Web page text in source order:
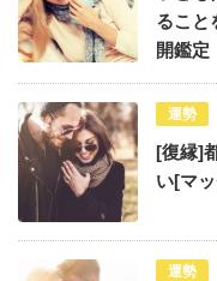
ること
開鑑定
運勢
[復縁]
い[マ
運勢